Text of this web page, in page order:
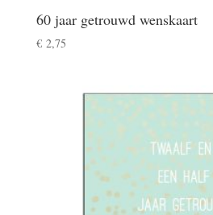
60 jaar getrouwd wenskaart
€2,75